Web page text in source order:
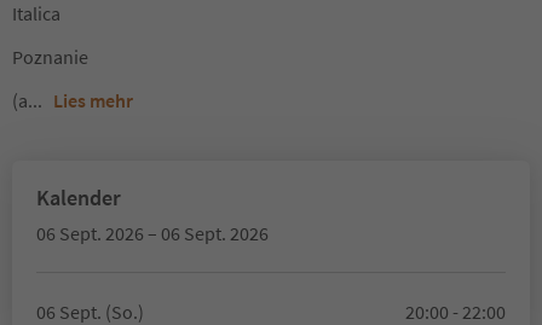
Italica
Poznanie
(a... Lies mehr
Kalender
06 Sept. 2026 – 06 Sept. 2026
06 Sept. (So.) 20:00 - 22:00